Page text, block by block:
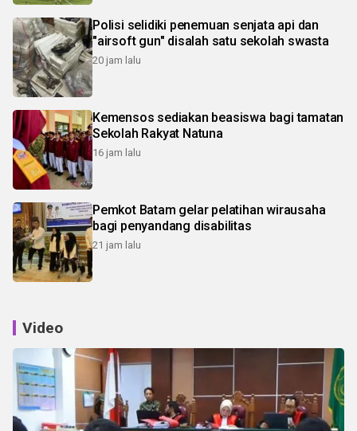
Polisi selidiki penemuan senjata api dan
"airsoft gun" disalah satu sekolah swasta
20 jam lalu
Kemensos sediakan beasiswa bagi tamatan
Sekolah Rakyat Natuna
16 jam lalu
Pemkot Batam gelar pelatihan wirausaha
bagi penyandang disabilitas
21 jam lalu
Video